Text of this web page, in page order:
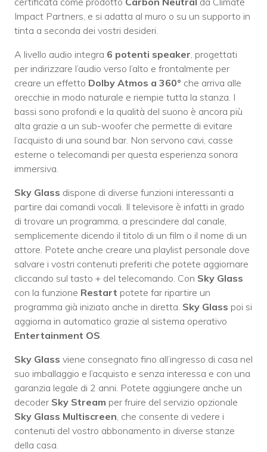
Impact Partners, e si adatta al muro o su un supporto in
tinta a seconda dei vostri desideri.
A livello audio integra 6 potenti speaker , progettati
per indirizzare l’audio verso l’alto e frontalmente per
creare un effetto Dolby Atmos a 360° che arriva alle
orecchie in modo naturale e riempie tutta la stanza. I
bassi sono profondi e la qualità del suono è ancora più
alta grazie a un sub-woofer che permette di evitare
l’acquisto di una sound bar. Non servono cavi, casse
esterne o telecomandi per questa esperienza sonora
immersiva.
Sky Glass dispone di diverse funzioni interessanti a
partire dai comandi vocali. Il televisore è infatti in grado
di trovare un programma, a prescindere dal canale,
semplicemente dicendo il titolo di un film o il nome di un
attore. Potete anche creare una playlist personale dove
salvare i vostri contenuti preferiti che potete aggiornare
cliccando sul tasto + del telecomando. Con Sky Glass
con la funzione Restart potete far ripartire un
programma già iniziato anche in diretta. Sky Glass poi si
aggiorna in automatico grazie al sistema operativo
Entertainment OS
Sky Glass viene consegnato fino all’ingresso di casa nel
suo imballaggio e l’acquisto e senza interessa e con una
garanzia legale di 2 anni. Potete aggiungere anche un
decoder Sky Stream per fruire del servizio opzionale
Sky Glass Multiscreen , che consente di vedere i
contenuti del vostro abbonamento in diverse stanze
della casa.